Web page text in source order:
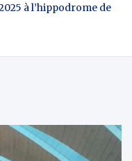
à l’hippodrome de